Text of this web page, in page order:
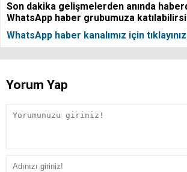
Son dakika gelişmelerden anında
WhatsApp haber grubumuza
WhatsApp haber kanalımız için
Yorum Yap